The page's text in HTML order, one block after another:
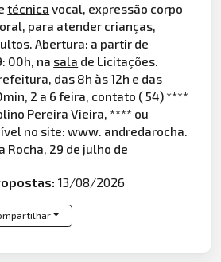
técnica vocal, expressão corpo
para atender crianças,
Abertura: a partir de
00h, na sala de Licitações.
das 8h às 12h e das
2 a 6 feira, contato ( 54) ****
Pereira Vieira, **** ou
no site: www. andredarocha.
Rocha, 29 de julho de
13/08/2026